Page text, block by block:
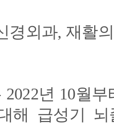
경외과, 재활
2022년 10월
해 급성기